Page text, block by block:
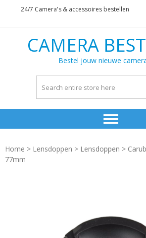
24/7 Camera's & accessoires bestellen
CAMERA
Bestel jouw nieuwe
Home > Lensdoppen > Lensdoppen >
77mm